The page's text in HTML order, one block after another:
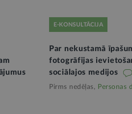
E-KONSULTĀCIJA
Par nekustamā
fotogrāfijas
sociālajos medijos
Pirms nedēļas, Personas